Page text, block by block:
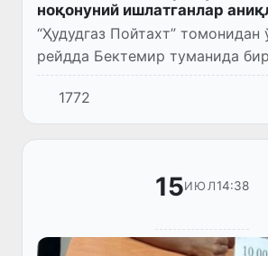
ноқонуний ишлатганлар
“Ҳудудгаз Пойтахт” томонидан
рейдда Бектемир туманида
шартномасиз ҳолда консерва
тайёрлаш учун газдан
маълум бўлди.
1772
15ИЮЛ14:38